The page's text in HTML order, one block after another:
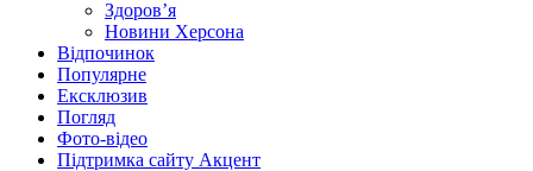
Здоров’я
Новини Херсона
Відпочинок
Популярне
Ексклюзив
Погляд
Фото-відео
Підтримка сайту Акцент